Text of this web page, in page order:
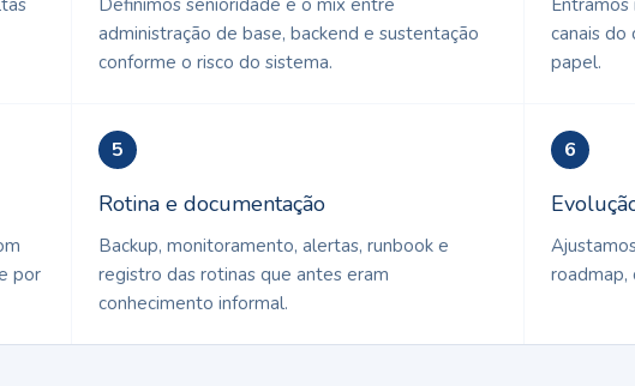
Definimos senioridade e o mix entre
administração de base, backend e sustentação
conforme o risco do sistema.
canais do
papel.
por
5
Rotina e documentação
Backup, monitoramento, alertas, runbook e
registro das rotinas que antes eram
conhecimento informal.
6
roadmap,